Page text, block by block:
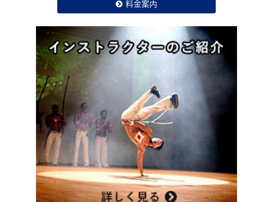
料金案内